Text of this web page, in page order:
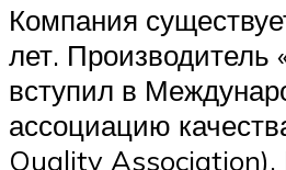
Компания
лет. Производитель
вступил в
ассоциацию
Quality Association).